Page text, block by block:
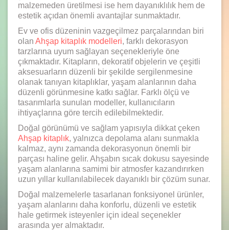
malzemeden üretilmesi ise hem dayanıklılık hem de
estetik açıdan önemli avantajlar sunmaktadır.
Ev ve ofis düzeninin vazgeçilmez parçalarından biri
olan Ahşap kitaplık modelleri, farklı dekorasyon
tarzlarına uyum sağlayan seçenekleriyle öne
çıkmaktadır. Kitapların, dekoratif objelerin ve çeşitli
aksesuarların düzenli bir şekilde sergilenmesine
olanak tanıyan kitaplıklar, yaşam alanlarının daha
düzenli görünmesine katkı sağlar. Farklı ölçü ve
tasarımlarla sunulan modeller, kullanıcıların
ihtiyaçlarına göre tercih edilebilmektedir.
Doğal görünümü ve sağlam yapısıyla dikkat çeken
Ahşap kitaplık, yalnızca depolama alanı sunmakla
kalmaz, aynı zamanda dekorasyonun önemli bir
parçası haline gelir. Ahşabın sıcak dokusu sayesinde
yaşam alanlarına samimi bir atmosfer kazandırırken
uzun yıllar kullanılabilecek dayanıklı bir çözüm sunar.
Doğal malzemelerle tasarlanan fonksiyonel ürünler,
yaşam alanlarını daha konforlu, düzenli ve estetik
hale getirmek isteyenler için ideal seçenekler
arasında yer almaktadır.